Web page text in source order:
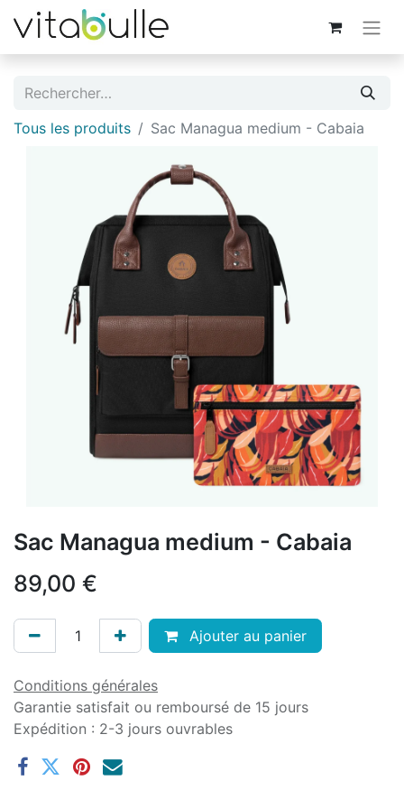
Tous les produits Sac Managua medium - Cabaia
Sac Managua medium - Cabaia
89,00 €
Ajouter au panier
Conditions générales
Garantie satisfait ou remboursé de 15 jours
Expédition : 2-3 jours ouvrables